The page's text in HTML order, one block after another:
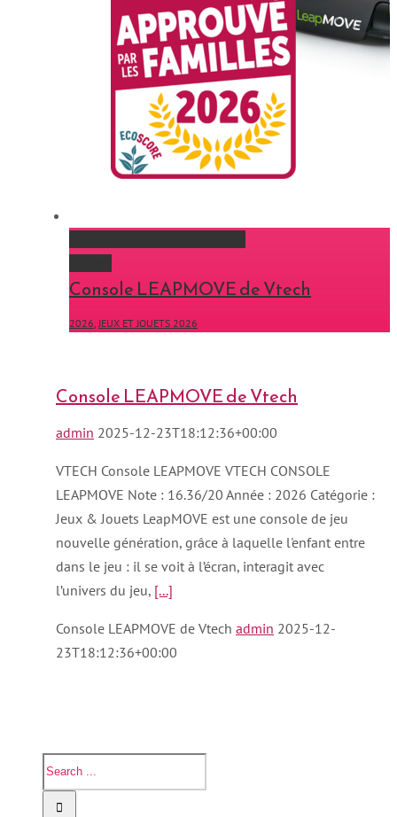
Console LEAPMOVE de Vtech
2026,JEUX ET JOUETS 2026
Console LEAPMOVE de Vtech
admin 2025-12-23T18:12:36+00:00
VTECH Console LEAPMOVE VTECH CONSOLE
LEAPMOVE Note : 16.36/20 Année : 2026 Catégorie :
Jeux & Jouets LeapMOVE est une console de jeu
nouvelle génération, grâce à laquelle l'enfant entre
dans le jeu : il se voit à l’écran, interagit avec
l’univers du jeu, [...]
Console LEAPMOVE de Vtech admin 2025-12-
23T18:12:36+00:00